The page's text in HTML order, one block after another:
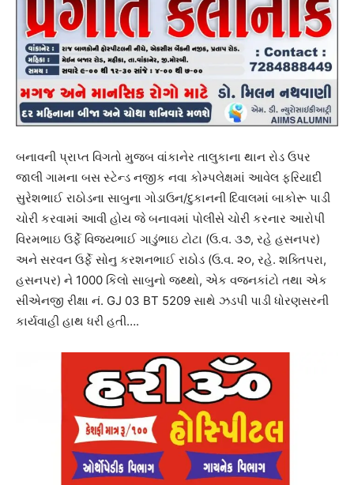
બનાવની પ્રાપ્ત વિગતો મુજબ વાંકાનેર તાલુકાના થાન રોડ ઉપર
જાલી ગામના બસ સ્ટેન્ડ નજીક નવા કોમ્પલેક્ષમાં આવેલ ફરિયાદી
સુરેશભાઈ રાઠોડના સાબુના ગોડાઉન/દુકાનની દિવાલમાં બાકોરૂ પાડી
ચોરી કરવામાં આવી હોય જે બનાવમાં પોલીસે ચોરી કરનાર આરોપી
વિરમભાઇ ઉર્ફે વિજયભાઈ ગાડુંભાઇ ટોટા (ઉ.વ. ૩૭, રહે હસનપર)
અને સરવન ઉર્ફે સોનુ કરશનભાઈ રાઠોડ (ઉ.વ. ૨૦, રહે. શક્તિપરા,
હસનપર) ને 1000 કિલો સાબુનો જથ્થો, એક વજનકાંટો તથા એક
સીએનજી રીક્ષા નં. GJ 03 BT 5209 સાથે ઝડપી પાડી ધોરણસરની
કાર્યવાહી હાથ ધરી હતી….